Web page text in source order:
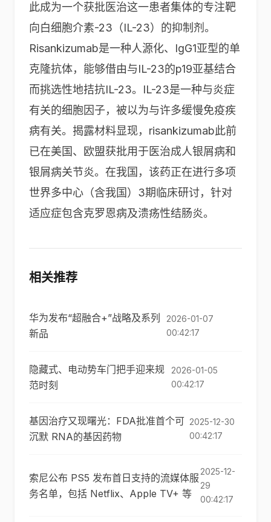
此成为一个获批医治这一患者集体的专注靶
向白细胞介素-23（IL-23）的抑制剂。
Risankizumab是一种人源化、IgG1亚型的单
克隆抗体，能够借由与IL-23的p19亚基结合
而挑选性地拮抗IL-23。IL-23是一种与炎症
有关的细胞因子，被以为与许多缓慢免疫疾
病有关。揭露材料显现，risankizumab此前
已在美国、欧盟获批用于医治成人银屑病和
银屑病关节炎。在我国，该药正在进行多项
世界多中心（含我国）3期临床研讨，针对
适应症包含克罗恩病及溃疡性结肠炎。
相关推荐
华为发布“超融合+”战略及系列
新品
2026-01-07
00:42:17
隐藏式、电动势车门把手迎来规
范时刻
2026-01-05
00:42:17
基因治疗又现曙光：FDA批准首个可
沉默 RNA的基因药物
2025-12-30
00:42:17
索尼公布 PS5 发布首日支持的流媒体服
务名单，包括 Netflix、Apple TV+ 等
2025-12-
29
00:42:17